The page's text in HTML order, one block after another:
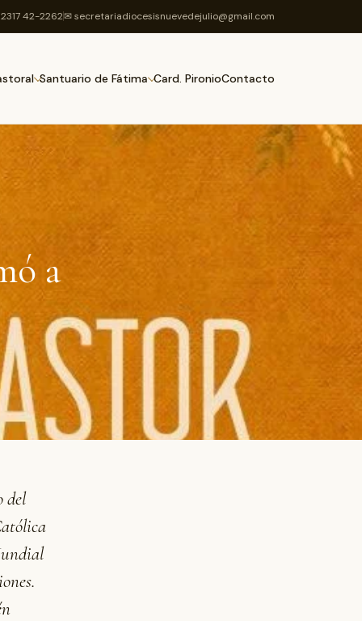
42-2262✉ secretariadiocesisnuevedejulio@gmail.com
Santuario de Fátima Card. PironioContacto
a
del